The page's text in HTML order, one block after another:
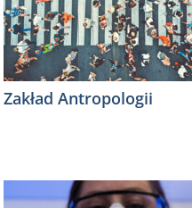
Zakład Antropologii